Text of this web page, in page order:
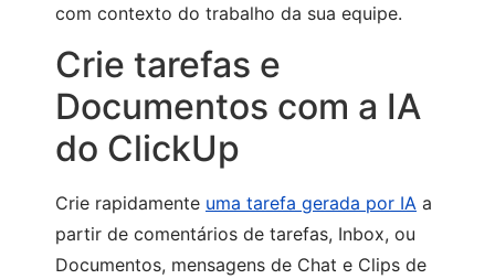
com contexto do trabalho da sua equipe.
Crie tarefas e
Documentos com a IA
do ClickUp
Crie rapidamente uma tarefa gerada por IA a
partir de comentários de tarefas, Inbox, ou
Documentos, mensagens de Chat e Clips de